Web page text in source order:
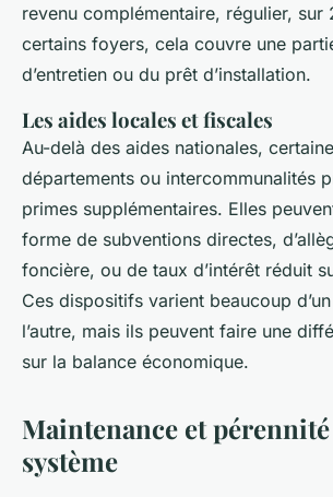
revenu complémentaire, régulier, sur
certains foyers, cela couvre une
d’entretien ou du prêt d’installation.
Les aides locales et fiscales
Au-delà des aides nationales,
départements ou intercommunalités
primes supplémentaires. Elles
forme de subventions directes,
foncière, ou de taux d’intérêt réduit
Ces dispositifs varient beaucoup
l’autre, mais ils peuvent faire une
sur la balance économique.
Maintenance et
système